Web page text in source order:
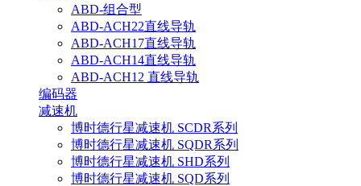
ABD-组合型
ABD-ACH22直线导轨
ABD-ACH17直线导轨
ABD-ACH14直线导轨
ABD-ACH12 直线导轨
编码器
减速机
博时德行星减速机 SCDR系列
博时德行星减速机 SQDR系列
博时德行星减速机 SHD系列
博时德行星减速机 SQD系列